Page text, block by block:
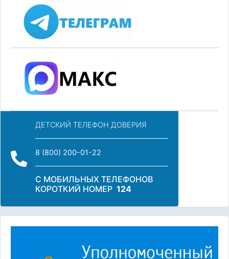
ДЕТСКИЙ ТЕЛЕФОН ДОВЕРИЯ
8 (800) 200-01-22
С МОБИЛЬНЫХ ТЕЛЕФОНОВ
КОРОТКИЙ НОМЕР 124